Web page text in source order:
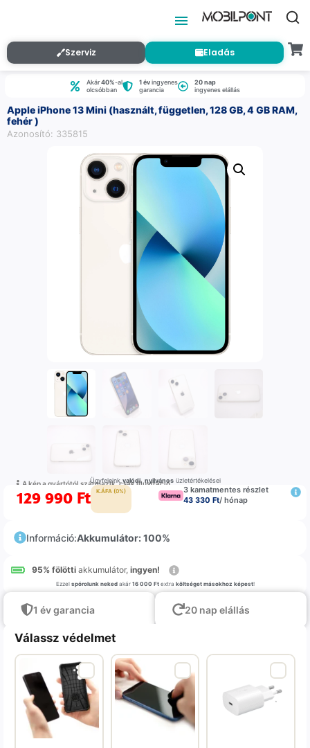
Szerviz Eladás
Akár40%-al
olcsóbban
1 évingyenes
garancia
20 nap
ingyenes elállás
Apple iPhone 13 Mini (használt, független, 128 GB, 4 GB RAM,
fehér )
Azonosító: 335815
A kép a gyártótól származik, csak illustráció
Ügyfeleinkvalódi,nyilvánosüzletértékelései
129 990 Ft K.ÁFA (0%)
3 kamatmentes részlet
43 330 Ft/ hónap
Információ:Akkumulátor: 100%
95% fölötti akkumulátor, ingyen!
Ezzel spórolunk nekedakár 16 000 Ftextra költséget másokhoz képest!
1 év garancia 20 nap elállás
Válassz védelmet